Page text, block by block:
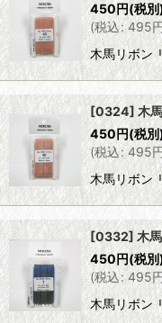
450円(税別
(税込: 495
木馬リボン
[0324] 木
450円(税別
(税込: 495
木馬リボン
[0332] 木
450円(税別
(税込: 495
木馬リボン